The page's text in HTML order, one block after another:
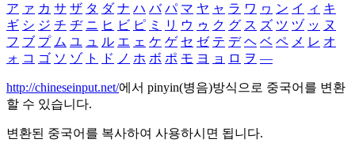
ア ァ カ サ ザ タ ダ ナ ハ バ パ マ ヤ ャ ラ ワ ヮ ン イ ィ キ
ギ シ ジ チ ヂ ニ ヒ ビ ピ ミ リ ウ ゥ ク グ ス ズ ツ ヅ ッ ヌ
フ ブ プ ム ユ ュ ル エ ェ ケ ゲ セ ゼ テ デ ヘ ベ ペ メ レ オ
ォ コ ゴ ソ ゾ ト ド ノ ホ ボ ポ モ ヨ ョ ロ ヲ ―
http://chineseinput.net/에서 pinyin(병음)방식으로 중국어를 변환
할 수 있습니다.
변환된 중국어를 복사하여 사용하시면 됩니다.